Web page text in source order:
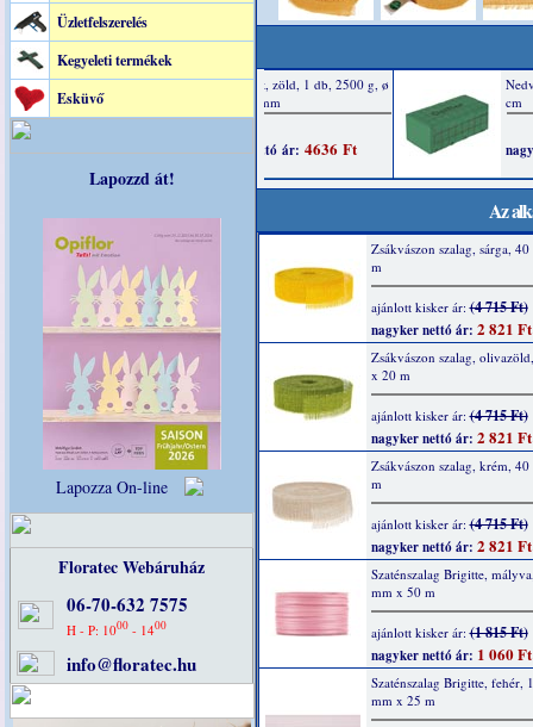
Üzletfelszerelés
Kegyeleti termékek
Esküvő
Lapozzd át!
Lapozza On-line
Floratec Webáruház
06-70-632 7575
H - P: 1000 - 1400
info@floratec.hu
Az
Zsákvászon szalag, sárga,
m
ajánlott kisker ár:(4 715 Ft)
nagyker nettó ár: 2 821 Ft
Zsákvászon szalag,
x 20 m
ajánlott kisker ár:(4 715 Ft)
nagyker nettó ár: 2 821 Ft
Zsákvászon szalag, krém,
m
ajánlott kisker ár:(4 715 Ft)
nagyker nettó ár: 2 821 Ft
Szaténszalag Brigitte,
mm x 50 m
ajánlott kisker ár:(1 815 Ft)
nagyker nettó ár: 1 060 Ft
Szaténszalag Brigitte, fehér,
mm x 25 m